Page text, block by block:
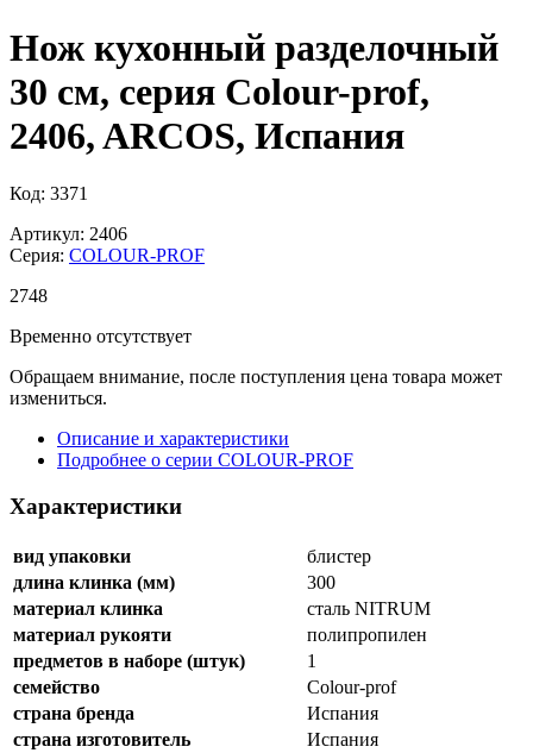
Нож кухонный разделочный
30 см, серия Colour-prof,
2406, ARCOS, Испания
Код: 3371
Артикул: 2406
Серия: COLOUR-PROF
2748
Временно отсутствует
Обращаем внимание, после поступления цена товара может
измениться.
Описание и характеристики
Подробнее о серии COLOUR-PROF
Характеристики
вид упаковки
блистер
длина клинка (мм)
300
материал клинка
сталь NITRUM
материал рукояти
полипропилен
предметов в наборе (штук)
1
семейство
Colour-prof
страна бренда
Испания
страна изготовитель
Испания